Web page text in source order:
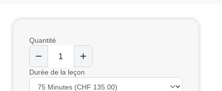
Quantité
Durée de la leçon